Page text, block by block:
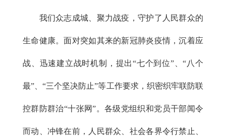
我们众志成城、聚力战疫，守护了人民群众的
生命健康。面对突如其来的新冠肺炎疫情，沉着应
战、迅速建立战时机制，提出“七个到位”、“八个
最”、“三个坚决防止”等工作要求，织密织牢联防联
控群防群治“十张网”。各级党组织和党员干部闻令
而动、冲锋在前，人民群众、社会各界令行禁止、